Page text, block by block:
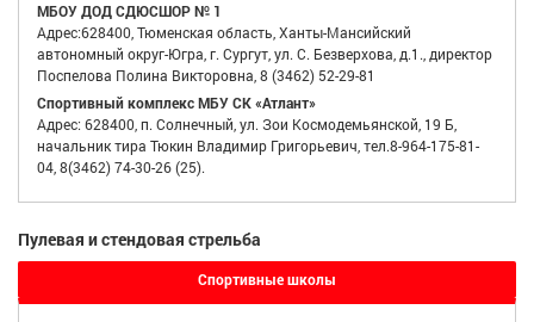
МБОУ ДОД СДЮСШОР № 1
Адрес:628400, Тюменская область, Ханты-Мансийский
автономный округ-Югра, г. Сургут, ул. С. Безверхова, д.1., директор
Поспелова Полина Викторовна, 8 (3462) 52-29-81
Спортивный комплекс МБУ СК «Атлант»
Адрес: 628400, п. Солнечный, ул. Зои Космодемьянской, 19 Б,
начальник тира Тюкин Владимир Григорьевич, тел.8-964-175-81-
04, 8(3462) 74-30-26 (25).
Пулевая и стендовая стрельба
Спортивные школы